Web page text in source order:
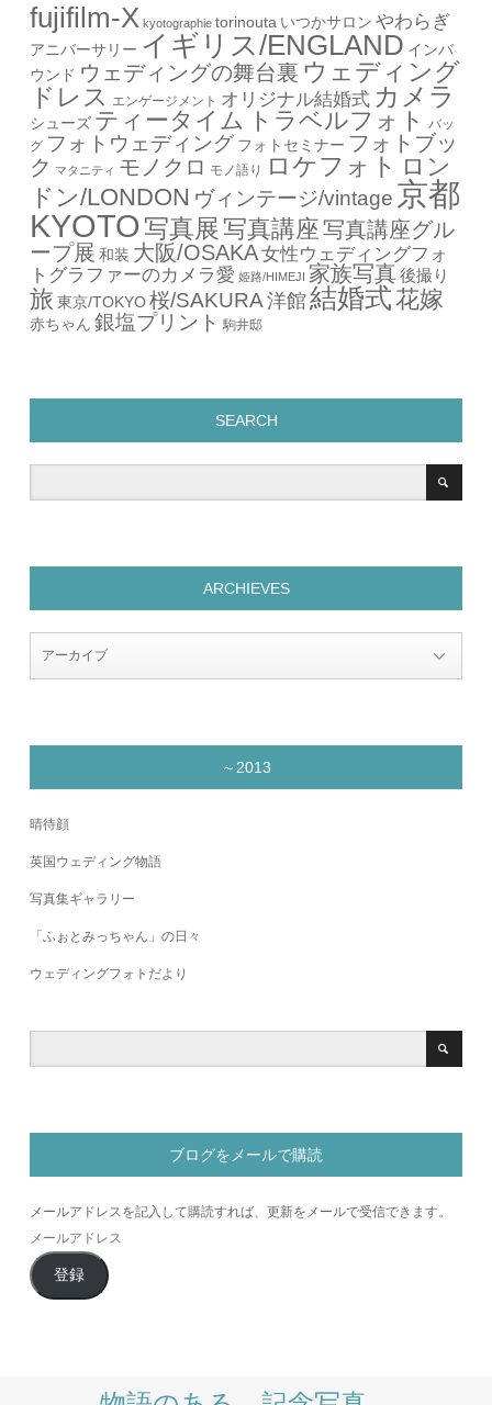
fujifilm-X kyotographie torinouta いつかサロン やわらぎ
アニバーサリー イギリス/ENGLAND インバ
ウンド ウェディングの舞台裏 ウェディング
ドレス エンゲージメント オリジナル結婚式 カメラ
シューズ ティータイム トラベルフォト
バッ
グ フォトウェディング フォトセミナー フォトブッ
ク マタニティ モノクロ モノ語り ロケフォト ロン
ドン/LONDON ヴィンテージ/vintage 京都
KYOTO 写真展 写真講座写真講座グル
ープ展 和装 大阪/OSAKA女性ウェディングフォ
トグラファーのカメラ愛 姫路/HIMEJI 家族写真 後撮り
旅 東京/TOKYO 桜/SAKURA 洋館 結婚式花嫁
赤ちゃん 銀塩プリント 駒井邸
SEARCH
ARCHIEVES
～2013
晴待顔
英国ウェディング物語
写真集ギャラリー
「ふぉとみっちゃん」の日々
ウェディングフォトだより
ブログをメールで購読
メールアドレスを記入して購読すれば、更新をメールで受信できます。
メ
ー
ル
登録